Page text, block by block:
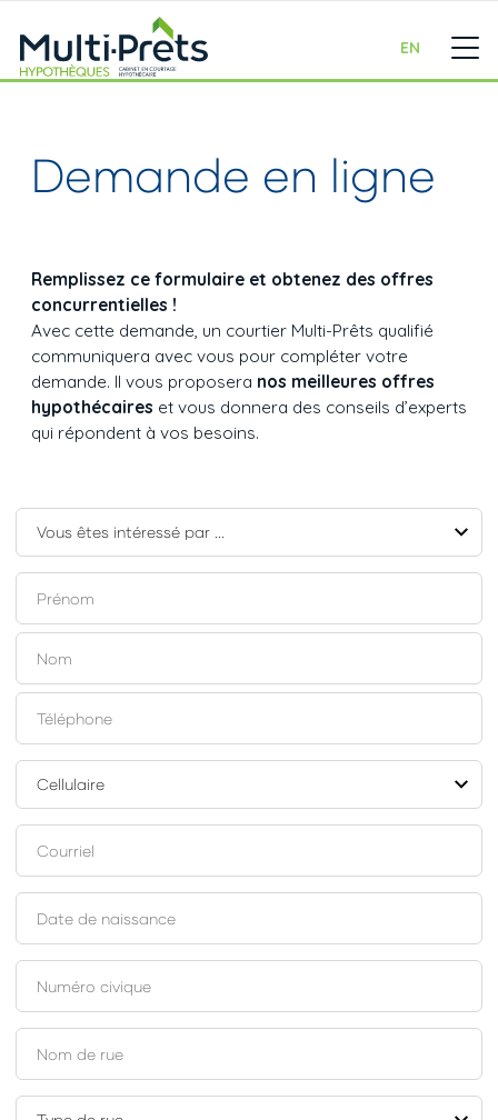
EN
Demande en ligne
Remplissez ce formulaire et obtenez des offres
concurrentielles !
Avec cette demande, un courtier Multi-Prêts qualifié
communiquera avec vous pour compléter votre
demande. Il vous proposera nos meilleures offres
hypothécaires et vous donnera des conseils d’experts
qui répondent à vos besoins.